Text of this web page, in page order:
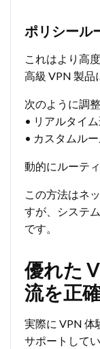
ポリシール
これはより高
高級 VPN 製品
次のように調
• リアルタイ
• カスタムル
動的にルーテ
この方法はネ
すが、システ
です。
優れた
流を正
実際に VPN 体
サポートして